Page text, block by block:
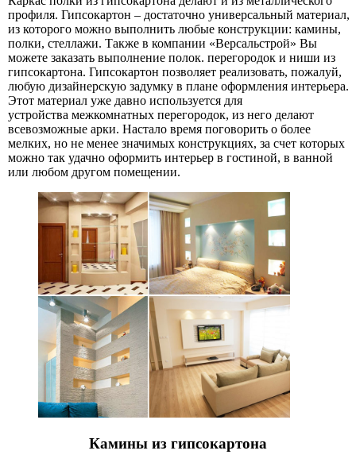
профиля. Гипсокартон – достаточно универсальный материал,
из которого можно выполнить любые конструкции: камины,
полки, стеллажи. Также в компании «Версальстрой» Вы
можете заказать выполнение полок. перегородок и ниши из
гипсокартона. Гипсокартон позволяет реализовать, пожалуй,
любую дизайнерскую задумку в плане оформления интерьера.
Этот материал уже давно используется для
устройства межкомнатных перегородок, из него делают
всевозможные арки. Настало время поговорить о более
мелких, но не менее значимых конструкциях, за счет которых
можно так удачно оформить интерьер в гостиной, в ванной
или любом другом помещении.
Камины из гипсокартона